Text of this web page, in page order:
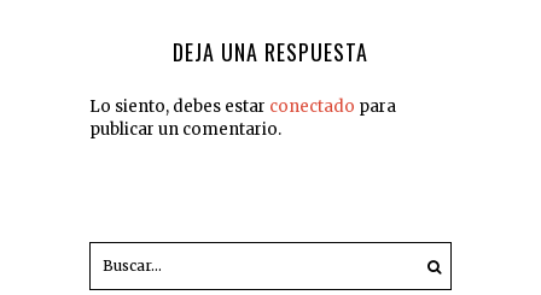
DEJA UNA RESPUESTA
Lo siento, debes estar conectado para
publicar un comentario.